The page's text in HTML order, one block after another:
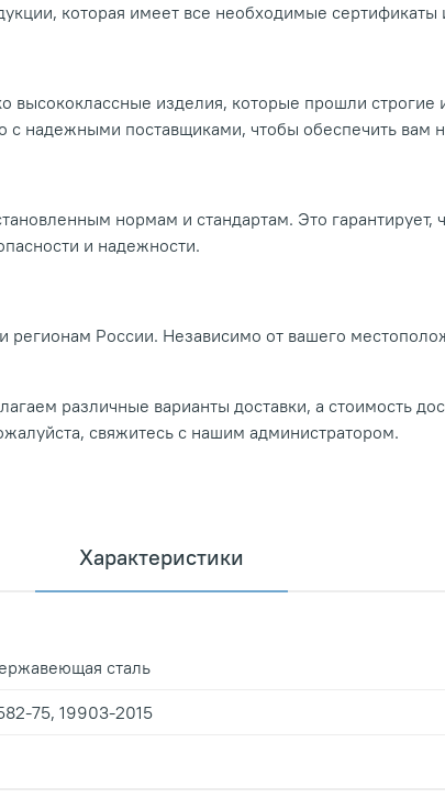
которая имеет все необходимые сертификаты
высококлассные изделия, которые прошли
с надежными поставщиками, чтобы обеспечить
нормам и стандартам. Это гарантирует,
и надежности.
России. Независимо от вашего
различные варианты доставки, а стоимость
свяжитесь с нашим администратором.
Характеристики
сталь
75, 19903-2015